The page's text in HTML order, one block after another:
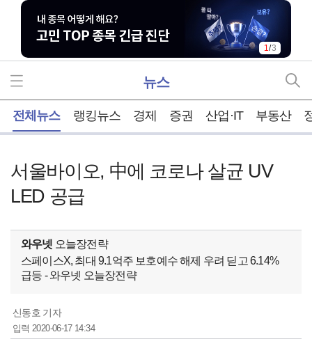
1/3
뉴스
전체뉴스 랭킹뉴스 경제 증권 산업·IT 부동산
서울바이오, 中에 코로나 살균 UV
LED 공급
와우넷 오늘장전략
스페이스X, 최대 9.1억주 보호예수 해제 우려 딛고 6.14%
급등 - 와우넷 오늘장전략
신동호 기자
입력 2020-06-17 14:34